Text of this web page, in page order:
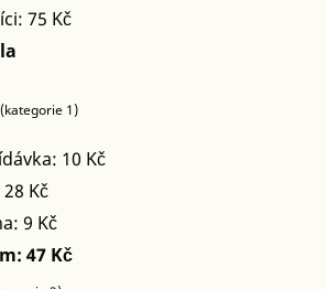
75 Kč
(kategorie 1)
10 Kč
Kč
9 Kč
47 Kč